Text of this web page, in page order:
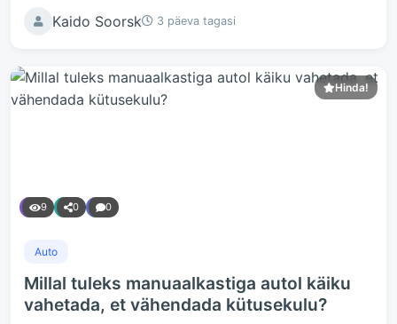
Kaido Soorsk 3 päeva tagasi
Hinda!
9 0 0
Auto
Millal tuleks manuaalkastiga autol käiku
vahetada, et vähendada kütusekulu?